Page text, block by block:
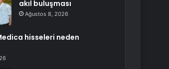
akıl buluşması
Ağustos 8, 2026
hisseleri neden